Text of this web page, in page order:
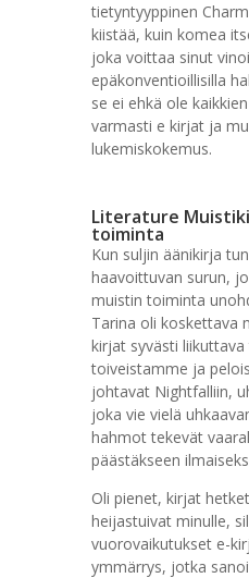
tietyntyyppinen
kiistää, kuin komea
joka voittaa sinut
epäkonventioillisilla
se ei ehkä ole
varmasti e kirjat​ ja
lukemiskokemus.
Literature
toiminta
Kun suljin äänikirja
haavoittuvan surun,
muistin toiminta
Tarina oli koskettava
kirjat syvästi
toiveistamme ja
johtavat Nightfalliin,
joka vie vielä
hahmot tekevät
päästäkseen
Oli pienet, kirjat
heijastuivat minulle,
vuorovaikutukset e-
ymmärrys, jotka